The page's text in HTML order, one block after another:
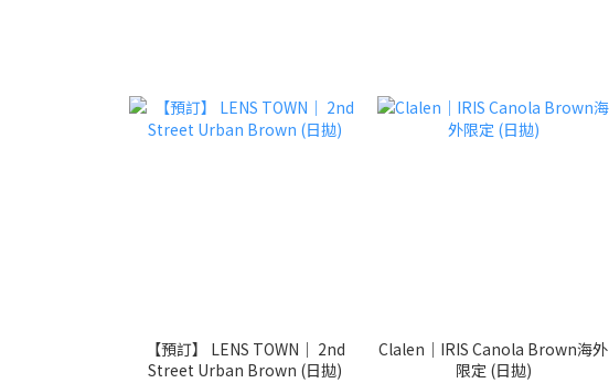
【預訂】 LENS TOWN｜ 2nd
Street Urban Brown (日拋)
Clalen｜IRIS Canola Brown海外
限定 (日拋)